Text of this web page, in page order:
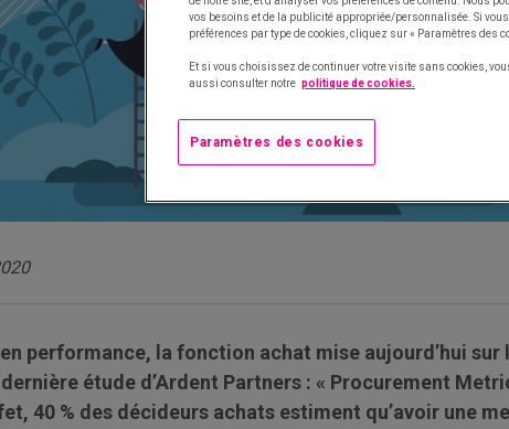
performance, la fonction achat mise aujourd’hui sur
dernière étude d’Ardent Partners : « Procurement
40 % des décideurs achats estiment qu’avoir une
vos besoins et de la publicité appropriée/personnalisée. Si
préférences par type de cookies, cliquez sur « Paramètres des
Et si vous choisissez de continuer votre visite sans cookies,
aussi consulter notre politique de cookies.
Paramètres des cookies